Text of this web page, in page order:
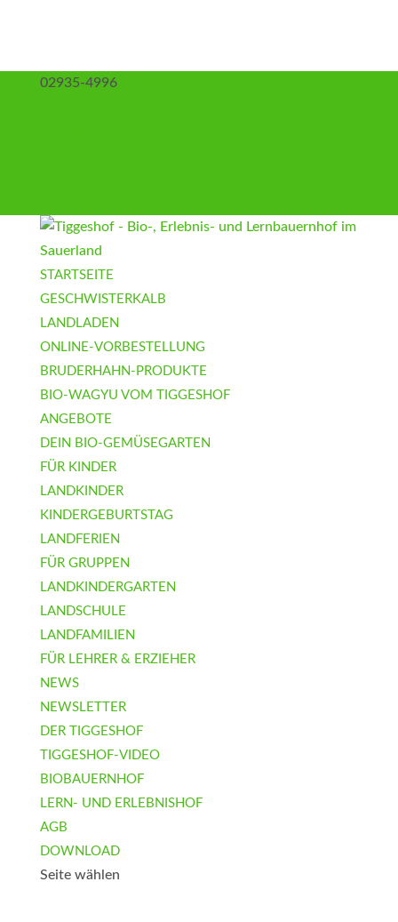
02935-4996
STARTSEITE
GESCHWISTERKALB
LANDLADEN
ONLINE-VORBESTELLUNG
BRUDERHAHN-PRODUKTE
BIO-WAGYU VOM TIGGESHOF
ANGEBOTE
DEIN BIO-GEMÜSEGARTEN
FÜR KINDER
LANDKINDER
KINDERGEBURTSTAG
LANDFERIEN
FÜR GRUPPEN
LANDKINDERGARTEN
LANDSCHULE
LANDFAMILIEN
FÜR LEHRER & ERZIEHER
NEWS
NEWSLETTER
DER TIGGESHOF
TIGGESHOF-VIDEO
BIOBAUERNHOF
LERN- UND ERLEBNISHOF
AGB
DOWNLOAD
Seite wählen